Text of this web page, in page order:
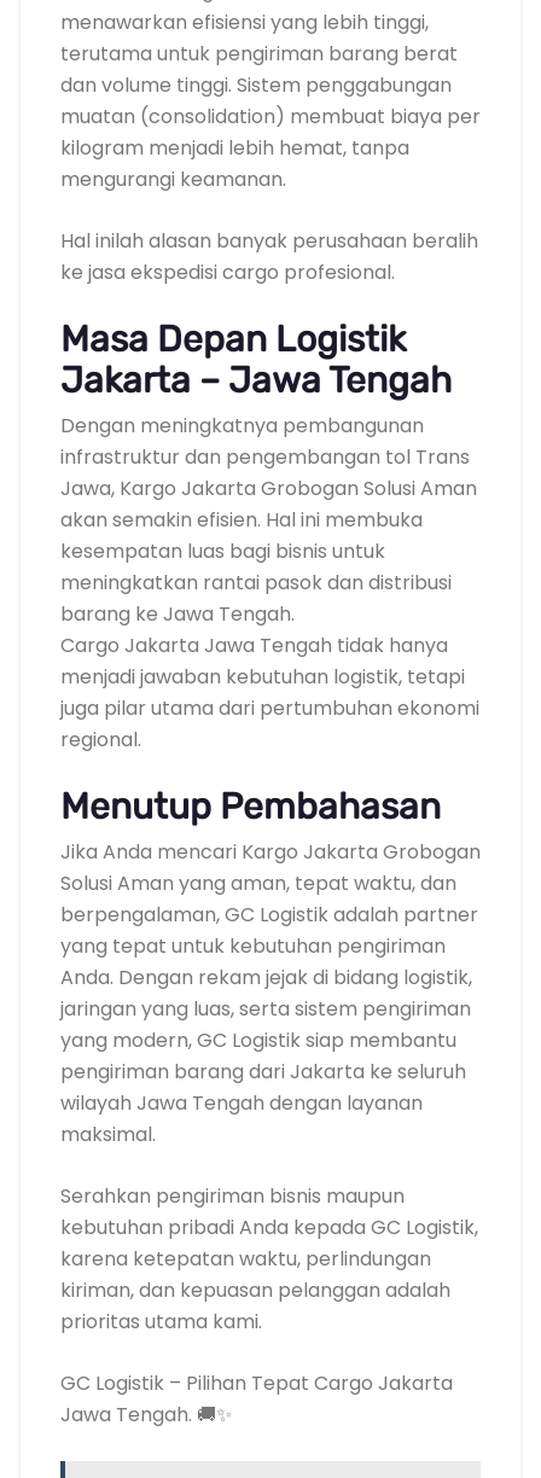
menawarkan efisiensi yang lebih tinggi,
terutama untuk pengiriman barang berat
dan volume tinggi. Sistem penggabungan
muatan (consolidation) membuat biaya per
kilogram menjadi lebih hemat, tanpa
mengurangi keamanan.
Hal inilah alasan banyak perusahaan beralih
ke jasa ekspedisi cargo profesional.
Masa Depan Logistik
Jakarta – Jawa Tengah
Dengan meningkatnya pembangunan
infrastruktur dan pengembangan tol Trans
Jawa, Kargo Jakarta Grobogan Solusi Aman
akan semakin efisien. Hal ini membuka
kesempatan luas bagi bisnis untuk
meningkatkan rantai pasok dan distribusi
barang ke Jawa Tengah.
Cargo Jakarta Jawa Tengah tidak hanya
menjadi jawaban kebutuhan logistik, tetapi
juga pilar utama dari pertumbuhan ekonomi
regional.
Menutup Pembahasan
Jika Anda mencari Kargo Jakarta Grobogan
Solusi Aman yang aman, tepat waktu, dan
berpengalaman, GC Logistik adalah partner
yang tepat untuk kebutuhan pengiriman
Anda. Dengan rekam jejak di bidang logistik,
jaringan yang luas, serta sistem pengiriman
yang modern, GC Logistik siap membantu
pengiriman barang dari Jakarta ke seluruh
wilayah Jawa Tengah dengan layanan
maksimal.
Serahkan pengiriman bisnis maupun
kebutuhan pribadi Anda kepada GC Logistik,
karena ketepatan waktu, perlindungan
kiriman, dan kepuasan pelanggan adalah
prioritas utama kami.
GC Logistik – Pilihan Tepat Cargo Jakarta
Jawa Tengah. 🚚✨